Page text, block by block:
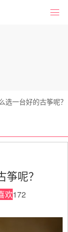
选一台好的古筝呢？
呢？
欢172